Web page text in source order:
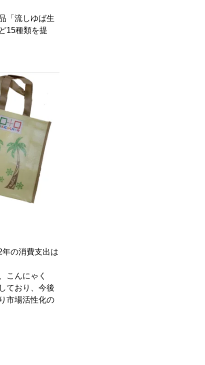
「流しゆば生
15種類を提
の消費支出は
こんにゃく
ており、今後
市場活性化の